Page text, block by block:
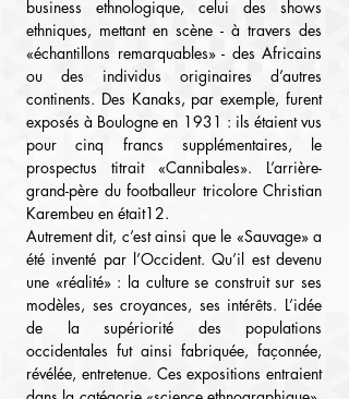
business ethnologique, celui des shows
ethniques, mettant en scène - à travers des
«échantillons remarquables» - des Africains
ou des individus originaires d’autres
continents. Des Kanaks, par exemple, furent
exposés à Boulogne en 1931 : ils étaient vus
pour cinq francs supplémentaires, le
prospectus titrait «Cannibales». L’arrière-
grand-père du footballeur tricolore Christian
Karembeu en était12.
Autrement dit, c’est ainsi que le «Sauvage» a
été inventé par l’Occident. Qu’il est devenu
une «réalité» : la culture se construit sur ses
modèles, ses croyances, ses intérêts. L’idée
de la supériorité des populations
occidentales fut ainsi fabriquée, façonnée,
révélée, entretenue. Ces expositions entraient